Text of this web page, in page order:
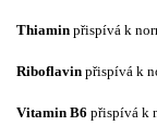
Thiamin přispívá k
Riboflavin přispívá k
Vitamin B6 přispívá k